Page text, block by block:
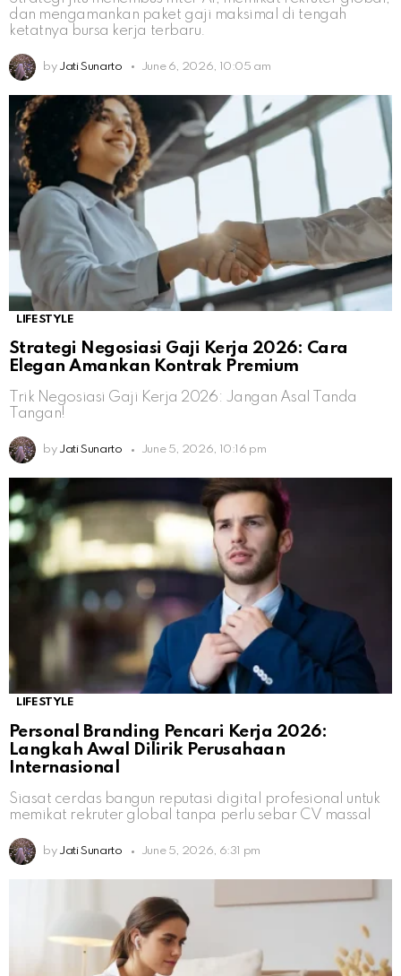
dan mengamankan paket gaji maksimal di tengah
ketatnya bursa kerja terbaru.
by Jati Sunarto June 6, 2026, 10:05 am
LIFESTYLE
Strategi Negosiasi Gaji Kerja 2026: Cara
Elegan Amankan Kontrak Premium
Trik Negosiasi Gaji Kerja 2026: Jangan Asal Tanda
Tangan!
by Jati Sunarto June 5, 2026, 10:16 pm
LIFESTYLE
Personal Branding Pencari Kerja 2026:
Langkah Awal Dilirik Perusahaan
Internasional
Siasat cerdas bangun reputasi digital profesional untuk
memikat rekruter global tanpa perlu sebar CV massal
by Jati Sunarto June 5, 2026, 6:31 pm